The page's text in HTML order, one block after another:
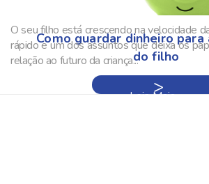
Como guardar dinheiro para
do filho
O seu filho está crescendo na velocidade
rápido e um dos assuntos que deixa os
relação ao futuro da criança...
Leia Mais »